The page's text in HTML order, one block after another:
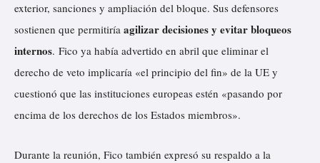
exterior, sanciones y ampliación del bloque. Sus defensores
sostienen que permitiría agilizar decisiones y evitar bloqueos
internos. Fico ya había advertido en abril que eliminar el
derecho de veto implicaría «el principio del fin» de la UE y
cuestionó que las instituciones europeas estén «pasando por
encima de los derechos de los Estados miembros».
Durante la reunión, Fico también expresó su respaldo a la